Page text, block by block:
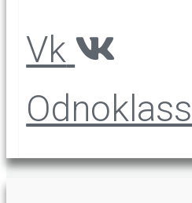
Vk